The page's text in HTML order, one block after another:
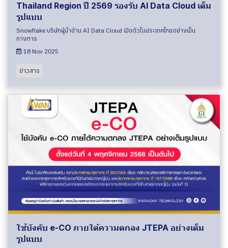
Thailand Region ปี 2569 รองรับ AI Data Cloud เต็ม
รูปแบบ
Snowflake บริษัทผู้นำด้าน AI Data Cloud เปิดตัวในประเทศไทยอย่างเป็น
ทางการ
18 Nov 2025
ข่าวสาร
ใช้บังคับ e-CO ภายใต้ความตกลง JTEPA อย่างเต็ม
รูปแบบ